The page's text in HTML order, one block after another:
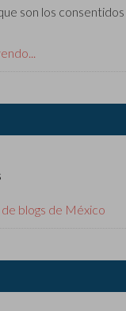
son los